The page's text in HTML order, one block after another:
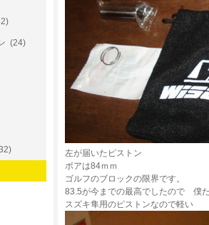
左が届いたピストン
ボアは84ｍｍ
ゴルフのブロックの限界です。
83.5が今までの最高でしたので 僕
スズキ隼用のピストンなので軽い
(24)